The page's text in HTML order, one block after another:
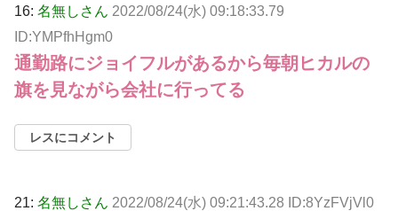
16: 名無しさん 2022/08/24(水) 09:18:33.79
ID:YMPfhHgm0
通勤路にジョイフルがあるから毎朝ヒカルの
旗を見ながら会社に行ってる
レスにコメント
21: 名無しさん 2022/08/24(水) 09:21:43.28 ID:8YzFVjVl0